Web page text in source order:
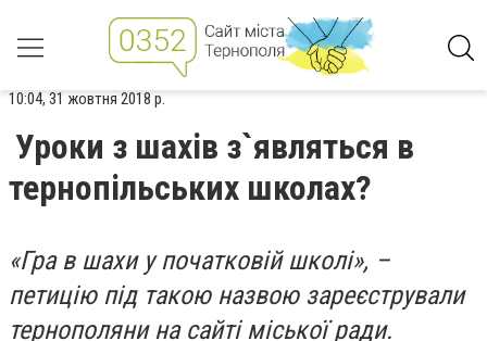
10:04, 31 жовтня 2018 р.
Уроки з шахів з`являться в
тернопільських школах?
«Гра в шахи у початковій школі», –
петицію під такою назвою зареєстрували
тернополяни на сайті міської ради.